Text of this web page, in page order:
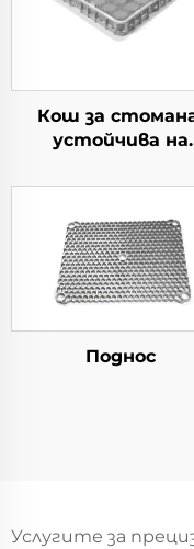
Кош за
устойчива на
Поднос
Услугите за